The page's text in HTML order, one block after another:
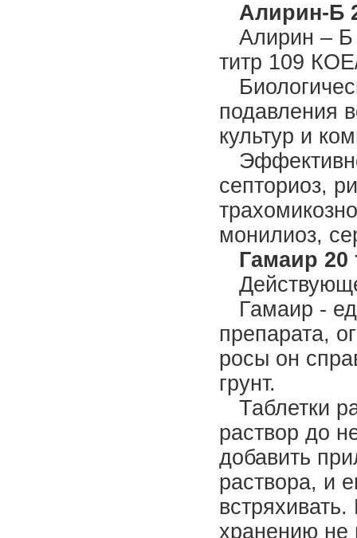
Алирин-Б
Алирин – Б
титр 109
подавления
культур и
септориоз,
монилиоз,
Гамаир 20
Гамаир -
препарата,
росы он
грунт.
Таблетки
раствор до
добавить
раствора, и
хранению не